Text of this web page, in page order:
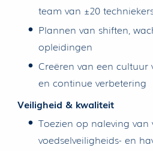
team van ±20
Plannen van shiften,
opleidingen
Creëren van een cultuur
en continue verbetering
Veiligheid & kwaliteit
Toezien op naleving van
voedselveiligheids- en